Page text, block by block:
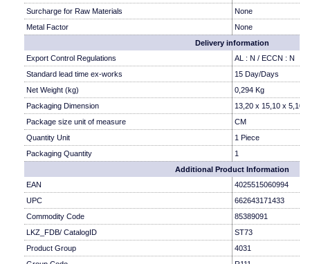
Surcharge for Raw Materials
None
Metal Factor
None
Delivery information
Export Control Regulations
AL : N / ECCN : N
Standard lead time ex-works
15 Day/Days
Net Weight (kg)
0,294 Kg
Packaging Dimension
13,20 x 15,10 x 5,10
Package size unit of measure
CM
Quantity Unit
1 Piece
Packaging Quantity
1
Additional Product Information
EAN
4025515060994
UPC
662643171433
Commodity Code
85389091
LKZ_FDB/ CatalogID
ST73
Product Group
4031